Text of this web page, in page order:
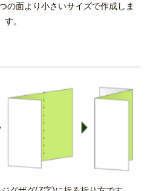
の面より小さいサイズで作成しま
す。